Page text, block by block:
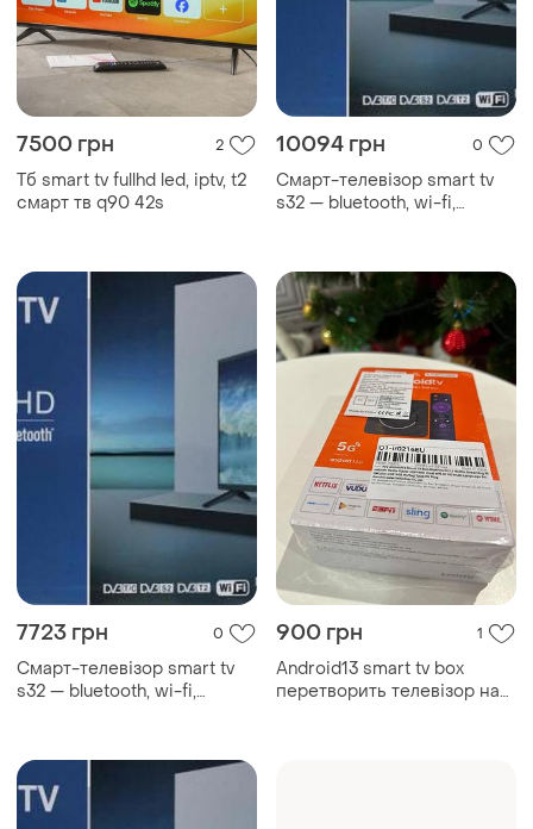
7500 грн 2
Тб smart tv fullhd led, iptv, t2
смарт тв q90 42s
10094 грн 0
Смарт-телевізор smart tv
s32 — bluetooth, wi-fi,
7723 грн 0
Смарт-телевізор smart tv
s32 — bluetooth, wi-fi,
900 грн 1
Android13 smart tv box
перетворить телевізор на